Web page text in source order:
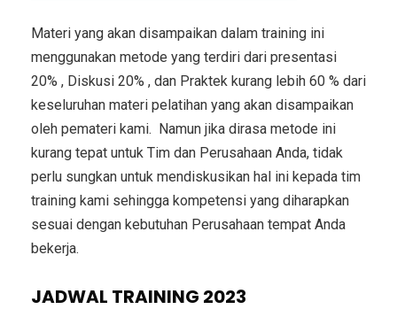
Materi yang akan disampaikan dalam training ini
menggunakan metode yang terdiri dari presentasi
20% , Diskusi 20% , dan Praktek kurang lebih 60 % dari
keseluruhan materi pelatihan yang akan disampaikan
oleh pemateri kami. Namun jika dirasa metode ini
kurang tepat untuk Tim dan Perusahaan Anda, tidak
perlu sungkan untuk mendiskusikan hal ini kepada tim
training kami sehingga kompetensi yang diharapkan
sesuai dengan kebutuhan Perusahaan tempat Anda
bekerja.
JADWAL TRAINING 2023